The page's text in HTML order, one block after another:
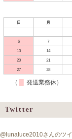
日
月
6
7
13
14
20
21
27
28
（ 発送業務休）
Twitter
@lunaluce2010さんのツ